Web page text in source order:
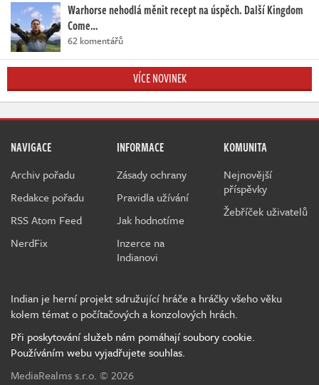
Warhorse nehodlá měnit recept na úspěch. Další Kingdom
Come…
62 komentářů
VÍCE NOVINEK
NAVIGACE
Archiv pořadu
Redakce pořadu
RSS Atom Feed
NerdFix
INFORMACE
Zásady ochrany
Pravidla užívání
Jak hodnotíme
Inzerce na
Indianovi
KOMUNITA
Nejnovější
příspěvky
Žebříček uživatelů
Indian je herní projekt sdružující hráče a hráčky všeho věku
kolem témat o počítačových a konzolových hrách.
Při poskytování služeb nám pomáhají soubory cookie.
Používáním webu vyjadřujete souhlas.
MediaRealms s.r.o. © 2026